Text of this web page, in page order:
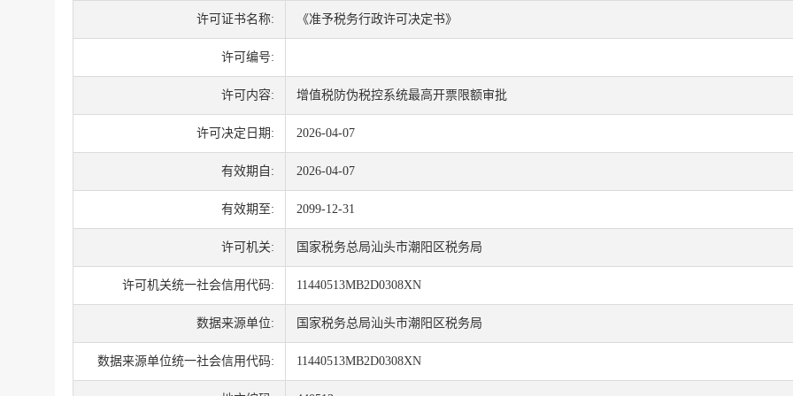
许可证书名称: 《准予税务行政许可决定书》
许可编号:
许可内容: 增值税防伪税控系统最高开票限额审批
许可决定日期: 2026-04-07
有效期自: 2026-04-07
有效期至: 2099-12-31
许可机关: 国家税务总局汕头市潮阳区税务局
许可机关统一社会信用代码: 11440513MB2D0308XN
数据来源单位: 国家税务总局汕头市潮阳区税务局
数据来源单位统一社会信用代码: 11440513MB2D0308XN